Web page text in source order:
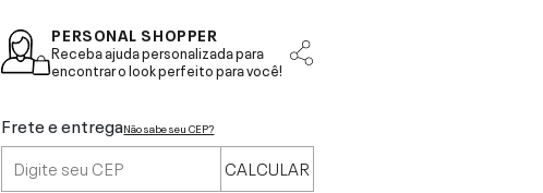
PERSONAL SHOPPER
Receba ajuda personalizada para
encontrar o look perfeito para você!
Frete e entregaNão sabe seu CEP?
CALCULAR